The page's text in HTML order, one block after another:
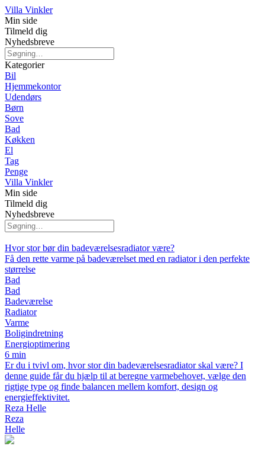
Villa Vinkler
Min side
Tilmeld dig
Nyhedsbreve
Kategorier
Bil
Hjemmekontor
Udendørs
Børn
Sove
Bad
Køkken
El
Tag
Penge
Villa Vinkler
Min side
Tilmeld dig
Nyhedsbreve
Hvor stor bør din badeværelsesradiator være?
Få den rette varme på badeværelset med en radiator i den perfekte
størrelse
Bad
Bad
Badeværelse
Radiator
Varme
Boligindretning
Energioptimering
6 min
Er du i tvivl om, hvor stor din badeværelsesradiator skal være? I
denne guide får du hjælp til at beregne varmebehovet, vælge den
rigtige type og finde balancen mellem komfort, design og
energieffektivitet.
Reza Helle
Reza
Helle